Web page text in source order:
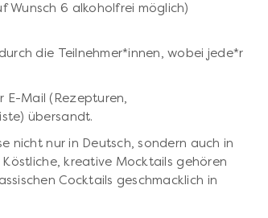
Wunsch 6 alkoholfrei möglich)
die Teilnehmer*innen, wobei jede*r
E-Mail (Rezepturen,
übersandt.
nicht nur in Deutsch, sondern auch in
kreative Mocktails gehören
Cocktails geschmacklich in